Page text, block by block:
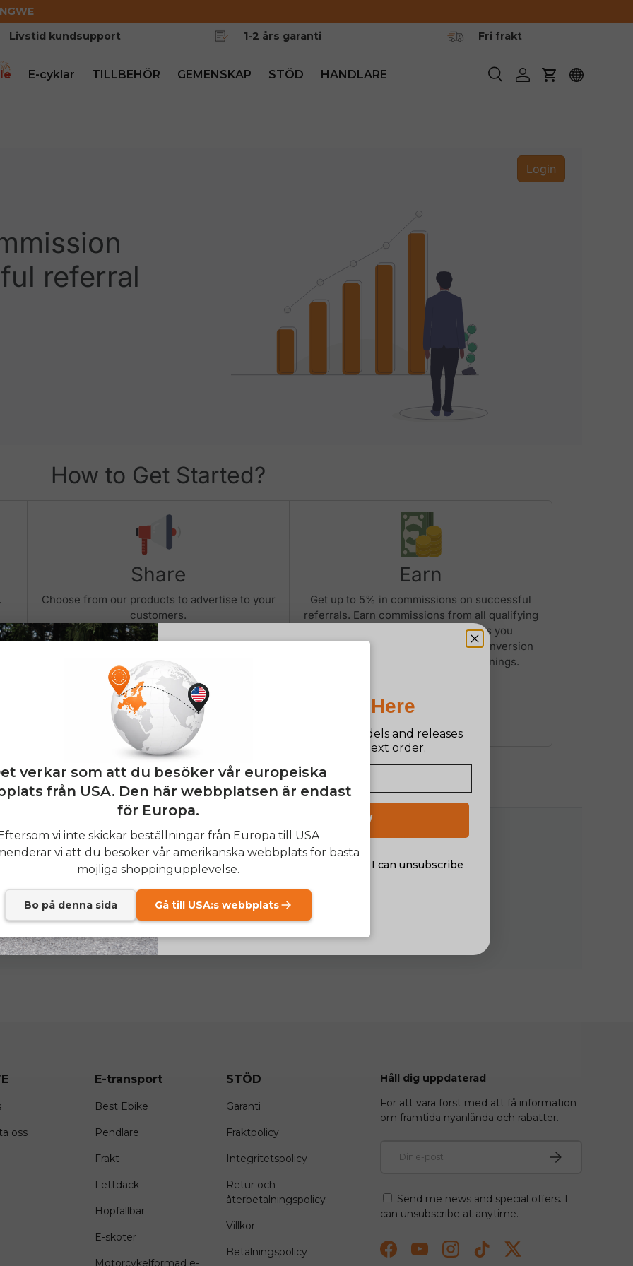
Livstid kundsupport 1-2 års garanti Fri frakt
SökaLogga in
Vagn
E-cyklar TILLBEHÖR GEMENSKAP STÖD HANDLARE
oss
E-transport
Best Ebike
Pendlare
Frakt
Fettdäck
Hopfällbar
E-skoter
Motorcykelformad e-
STÖD
Garanti
Fraktpolicy
Integritetspolicy
Retur och
återbetalningspolicy
Villkor
Betalningspolicy
Håll dig uppdaterad
För att vara först med att få information
om framtida nyanlända och rabatter.
Prenumerera
Send me news and special offers. I
can unsubscribe at anytime.
FacebookYouTubeInstagramTikTokTwitter
verkar som att du besöker vår europeiska
från USA. Den här webbplatsen är endast
för Europa.
vi inte skickar beställningar från Europa till USA
vi att du besöker vår amerikanska webbplats för bästa
möjliga shoppingupplevelse.
Bo på denna sida Gå till USA:s webbplats
E26 3.0 Pro Is Here
Sign up for updates on new models and releases
— and enjoy 2% off your next order.
Email
SIGN UP NOW
email_marketing_consent
Send me news and special offers. I can unsubscribe
at anytime.